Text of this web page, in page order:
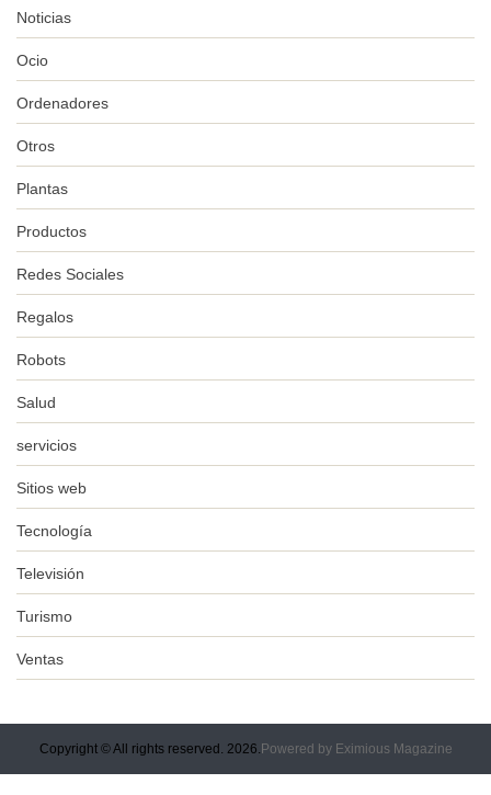
Noticias
Ocio
Ordenadores
Otros
Plantas
Productos
Redes Sociales
Regalos
Robots
Salud
servicios
Sitios web
Tecnología
Televisión
Turismo
Ventas
Copyright © All rights reserved. 2026. Powered by Eximious Magazine